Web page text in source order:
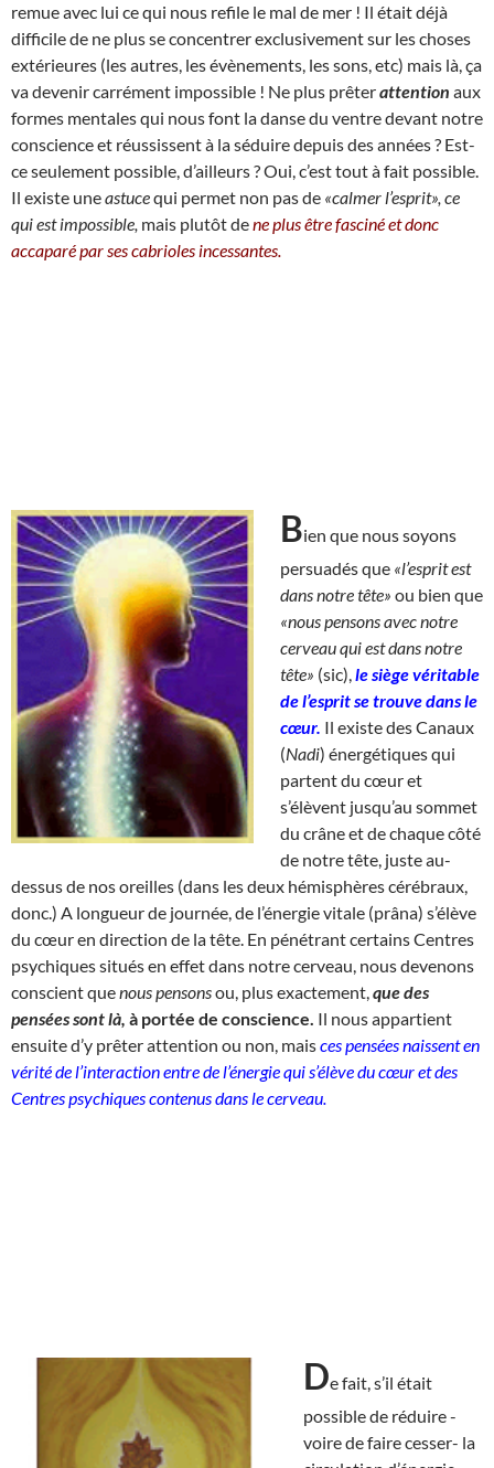
remue avec lui ce qui nous refile le mal de mer ! Il était déjà
difficile de ne plus se concentrer exclusivement sur les choses
extérieures (les autres, les évènements, les sons, etc) mais là, ça
va devenir carrément impossible ! Ne plus prêterattention aux
formes mentales qui nous font la danse du ventre devant notre
conscience et réussissent à la séduire depuis des années ? Est-
ce seulement possible, d’ailleurs ? Oui, c’est tout à fait possible.
Il existe uneastucequi permet non pas de «calmer l’esprit», ce
qui est impossible, mais plutôt dene plus être fasciné et donc
accaparé par ses cabrioles incessantes.
Bien que nous soyons
persuadés que «l’esprit est
dans notre tête» ou bien que
«nous pensons avec notre
cerveau qui est dans notre
tête» (sic), le siège véritable
de l’esprit se trouve dans le
cœur. Il existe des Canaux
(Nadi) énergétiques qui
partent du cœur et
s’élèvent jusqu’au sommet
du crâne et de chaque côté
de notre tête, juste au-
dessus de nos oreilles (dans les deux hémisphères cérébraux,
donc.) A longueur de journée, de l’énergie vitale (prâna) s’élève
du cœur en direction de la tête. En pénétrant certains Centres
psychiques situés en effet dans notre cerveau, nous devenons
conscient quenous pensonsou, plus exactement, que des
pensées sont là, à portée de conscience. Il nous appartient
ensuite d’y prêter attention ou non, maisces pensées naissent en
vérité de l’interaction entre de l’énergie qui s’élève du cœur et des
Centres psychiques contenus dans le cerveau.
De fait, s’il était
possible de réduire -
voire de faire cesser- la